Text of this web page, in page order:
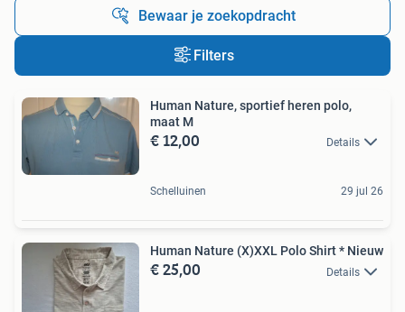
Bewaar je zoekopdracht
Filters
Human Nature, sportief heren polo,
maat M
€ 12,00 Details
Schelluinen 29 jul 26
Human Nature (X)XXL Polo Shirt * Nieuw
€ 25,00 Details